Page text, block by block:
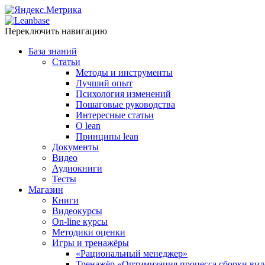
Переключить навигацию
База знаний
Статьи
Методы и инструменты
Лучший опыт
Психология изменений
Пошаговые руководства
Интересные статьи
O lean
Принципы lean
Документы
Видео
Аудиокниги
Тесты
Магазин
Книги
Видеокурсы
On-line курсы
Методики оценки
Игры и тренажёры
«Рациональный менеджер»